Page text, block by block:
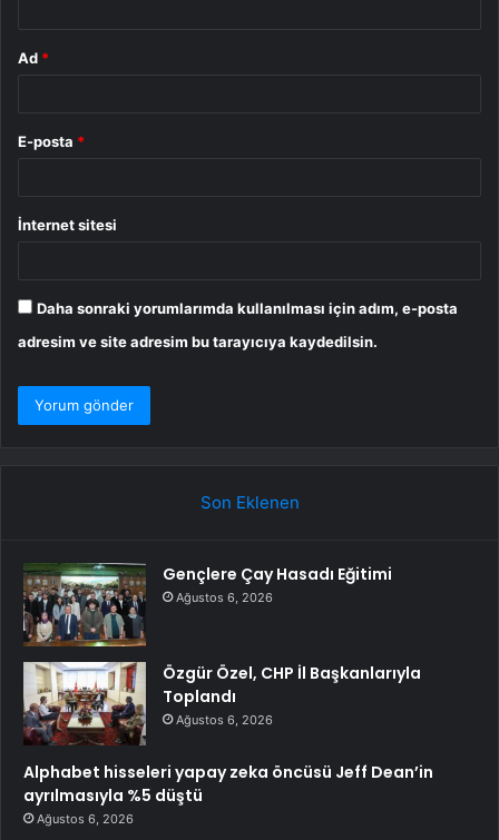
Ad *
E-posta *
İnternet sitesi
Daha sonraki yorumlarımda kullanılması için adım, e-posta
adresim ve site adresim bu tarayıcıya kaydedilsin.
Son Eklenen
Gençlere Çay Hasadı Eğitimi
Ağustos 6, 2026
Özgür Özel, CHP İl Başkanlarıyla
Toplandı
Ağustos 6, 2026
Alphabet hisseleri yapay zeka öncüsü Jeff Dean’in
ayrılmasıyla %5 düştü
Ağustos 6, 2026